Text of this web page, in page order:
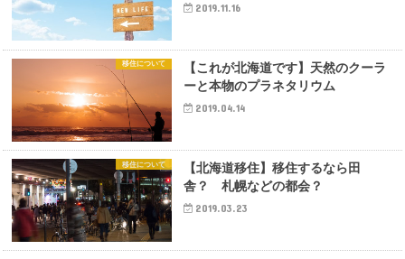
2019.11.16
移住について
【これが北海道です】天然のクーラ
ーと本物のプラネタリウム
2019.04.14
移住について
【北海道移住】移住するなら田
舎？ 札幌などの都会？
2019.03.23